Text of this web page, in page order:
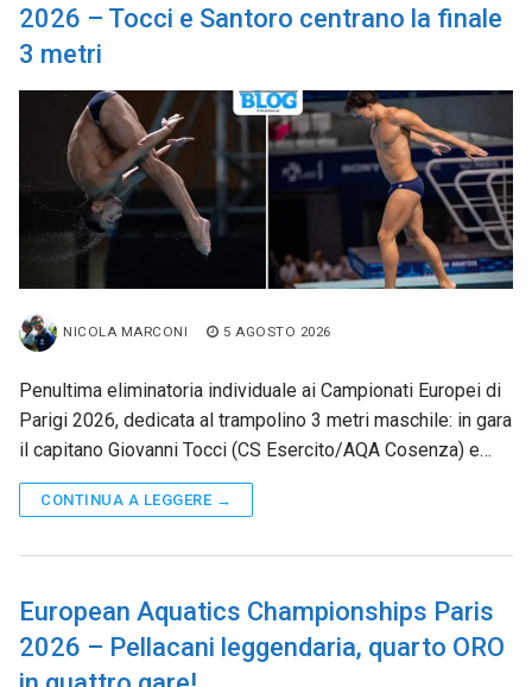
2026 – Tocci e Santoro centrano la finale
3 metri
NICOLA MARCONI 5 AGOSTO 2026
Penultima eliminatoria individuale ai Campionati Europei di
Parigi 2026, dedicata al trampolino 3 metri maschile: in gara
il capitano Giovanni Tocci (CS Esercito/AQA Cosenza) e…
CONTINUA A LEGGERE →
European Aquatics Championships Paris
2026 – Pellacani leggendaria, quarto ORO